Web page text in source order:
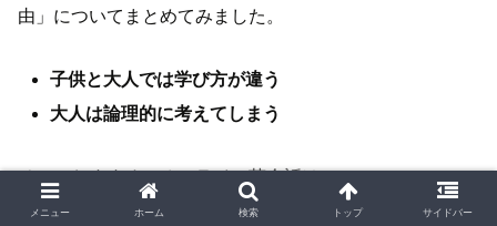
由」についてまとめてみました。
子供と大人では学び方が違う
大人は論理的に考えてしまう
そこでおすすめのオンライン英会話は
https://www.hanaso.jp/と
オンラインレッスンの「レアジョ
メニュー ホーム 検索 トップ サイドバー